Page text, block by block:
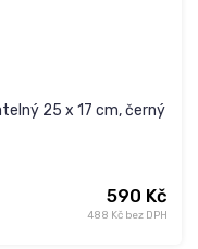
25 x 17 cm, černý
488 Kč bez DPH
590 Kč